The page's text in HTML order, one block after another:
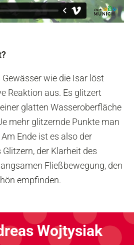
wie die Isar löst
Reaktion aus. Es glitzert
glatten Wasseroberfläche
mehr glitzernde Punkte man
Ende ist es also der
der Klarheit des
Fließbewegung, den
empfinden.
Wojtysiak